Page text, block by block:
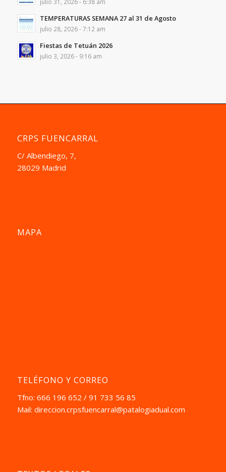
julio 31, 2026 - 6:38 am
TEMPERATURAS SEMANA 27 al 31 de Agosto
julio 28, 2026 - 7:12 am
Fiestas de Tetuán 2026
julio 3, 2026 - 9:16 am
CRPS FUENCARRAL
C/ Albendiego, 7,
28029 Madrid
MAPA
TELÉFONO Y CORREO
Tfno: 666 196 652 / 91 733 56 85
Mail: direccion.crpsfuencarral@patalogiadual.com